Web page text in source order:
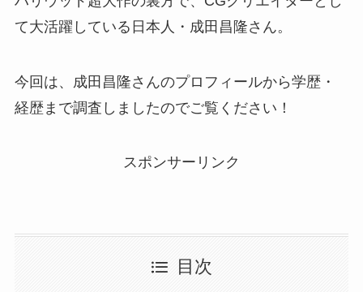
て大活躍している日本人・成田昌隆さん。
今回は、成田昌隆さんのプロフィールから学歴・
経歴まで調査しましたのでご覧ください！
スポンサーリンク
目次